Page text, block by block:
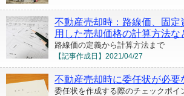
不動産売却時：路線価、固定
用した売却価格の計算方法な
路線価の定義から計算方法まで
【記事作成日】 2021/04/27
不動産売却時に委任状が必要
委任状を作成する際のチェックポイ